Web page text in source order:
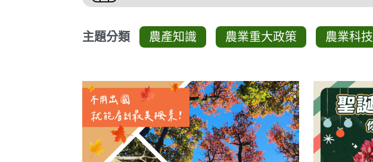
主題分類 農產知識 農業重大政策 農業科技
圖卡列表